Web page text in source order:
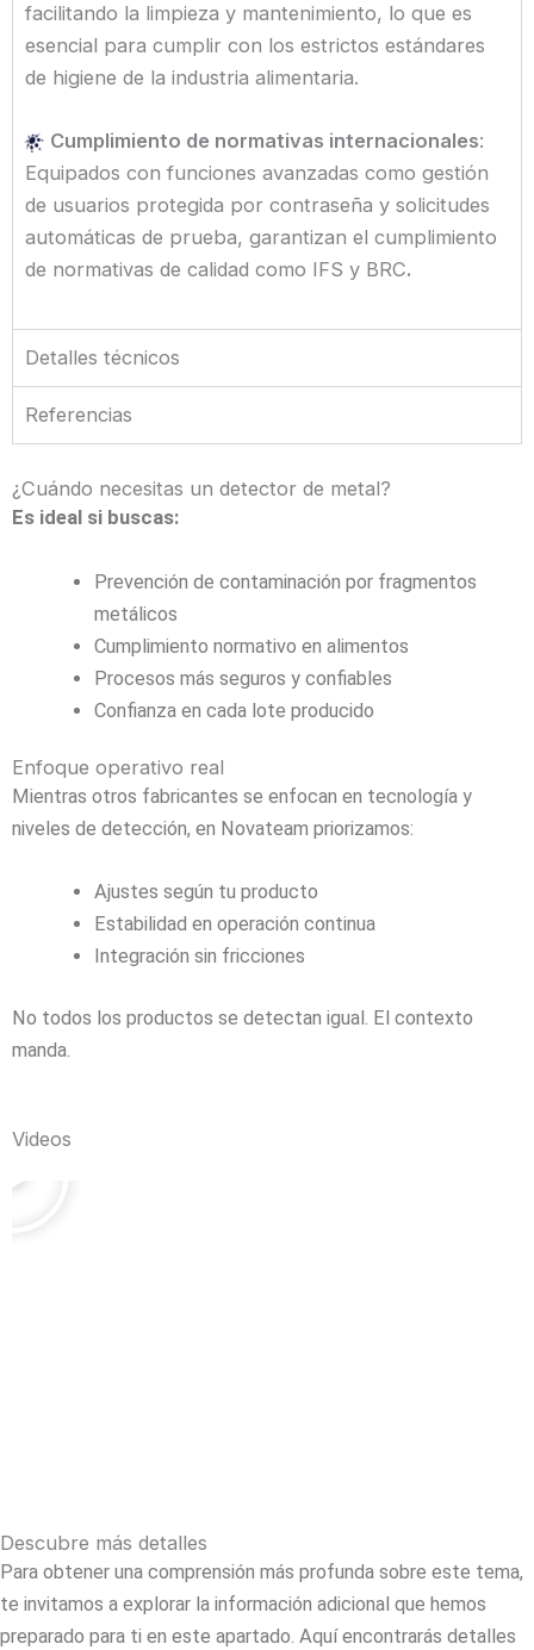
facilitando la limpieza y mantenimiento, lo que es
esencial para cumplir con los estrictos estándares
de higiene de la industria alimentaria.
Cumplimiento de normativas internacionales:
Equipados con funciones avanzadas como gestión
de usuarios protegida por contraseña y solicitudes
automáticas de prueba, garantizan el cumplimiento
de normativas de calidad como IFS y BRC.
Detalles técnicos
Referencias
¿Cuándo necesitas un detector de metal?
Es ideal si buscas:
Prevención de contaminación por fragmentos
metálicos
Cumplimiento normativo en alimentos
Procesos más seguros y confiables
Confianza en cada lote producido
Enfoque operativo real
Mientras otros fabricantes se enfocan en tecnología y
niveles de detección, en Novateam priorizamos:
Ajustes según tu producto
Estabilidad en operación continua
Integración sin fricciones
No todos los productos se detectan igual. El contexto
manda.
Videos
Descubre más detalles
Para obtener una comprensión más profunda sobre este tema,
te invitamos a explorar la información adicional que hemos
preparado para ti en este apartado. Aquí encontrarás detalles